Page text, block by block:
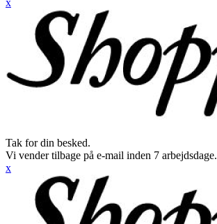
x
Tak for din besked.
Vi vender tilbage på e-mail inden 7 arbejdsdage.
x